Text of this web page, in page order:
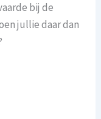
bij de
jullie daar dan